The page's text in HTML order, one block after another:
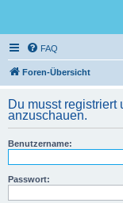
FAQ
Foren-Übersicht
Du musst registriert
anzuschauen.
Benutzername:
Passwort: